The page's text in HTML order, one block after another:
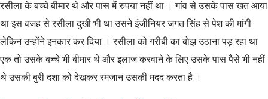
रसीला के बच्चे बीमार थे और पास में रुपया नहीं था । गांव से उसके पास खत आया
था इस वजह से रसीला दुखी भी था उसने इंजीनियर जगत सिंह से पेश की मांगी
लेकिन उन्होंने इनकार कर दिया । रसीला को गरीबी का बोझ उठाना पड़ रहा था
एक तो उसके बच्चे भी बीमार थे और इलाज करवाने के लिए उसके पास पैसे भी नहीं
थे उसकी बुरी दशा को देखकर रमजान उसकी मदद करता है ।